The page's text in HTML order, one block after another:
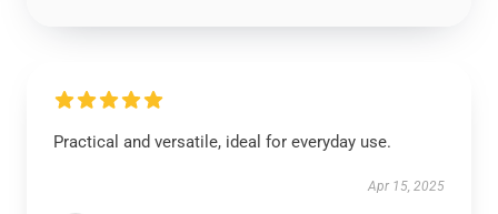
Practical and versatile, ideal for everyday use.
Apr 15, 2025